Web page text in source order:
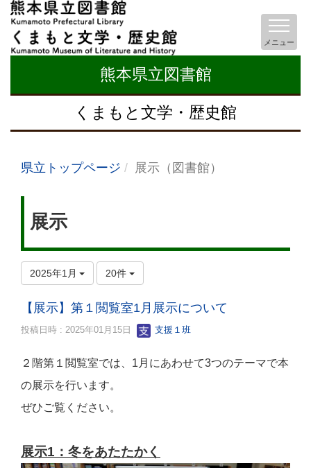
熊本県立図書館
くまもと文学・歴史館
メニュー
県立トップページ 展示（図書館）
展示
2025年1月 20件
【展示】第１閲覧室1月展示について
投稿日時 : 2025年01月15日 支援１班
２階第１閲覧室では、1月にあわせて3つのテーマで本
の展示を行います。
ぜひご覧ください。
展示1：冬をあたたかく